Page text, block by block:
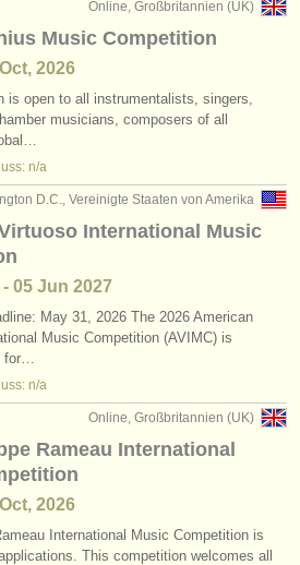
Online, Großbritannien (UK)
Music Competition
2026
is open to all instrumentalists, singers,
musicians, composers of all
n/a
D.C., Vereinigte Staaten von Amerika
International Music
- 05 Jun 2027
May 31, 2026 The 2026 American
Music Competition (AVIMC) is
for…
n/a
Online, Großbritannien (UK)
Rameau International
2026
International Music Competition is
This competition welcomes all